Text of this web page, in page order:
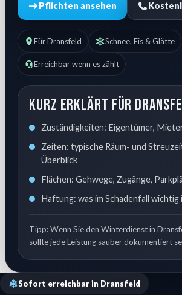
Pflichten ansehen
Für Dransfeld Schnee, Eis & Glätte
Erreichbar wenn es zählt
Kurz erklärt für
Zuständigkeiten: Eigentümer,
Zeiten: typische Räum- und
Überblick
Flächen: Gehwege, Zugänge,
Haftung: was im Schadenfall wichtig
Tipp: Wenn Sie den Winterdienst in
sollte jede Leistung sauber dokumentiert
Sofort erreichbar in Dransfeld